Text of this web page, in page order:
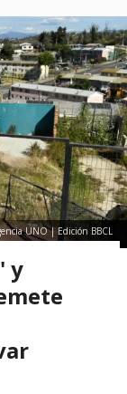
UNO | Edición BBCL
y